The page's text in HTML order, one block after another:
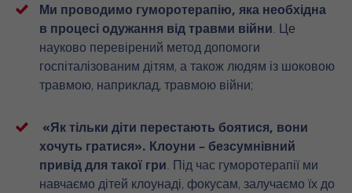
Ми проводимо гуморотерапію, яка необхідна
в процесі одужання від травми війни. Це
науково перевірений метод допомоги
госпіталізованим дітям, а також людям із шоковою
травмою, наприклад, травмою війни;
«Як тільки діти перестають боятися, вони
хочуть гратися». Клоуни – безсумнівний
привід для такої гри. Під час гуморотерапії ми
навчаємо дітей клоунаді, фокусам, залучаємо їх до